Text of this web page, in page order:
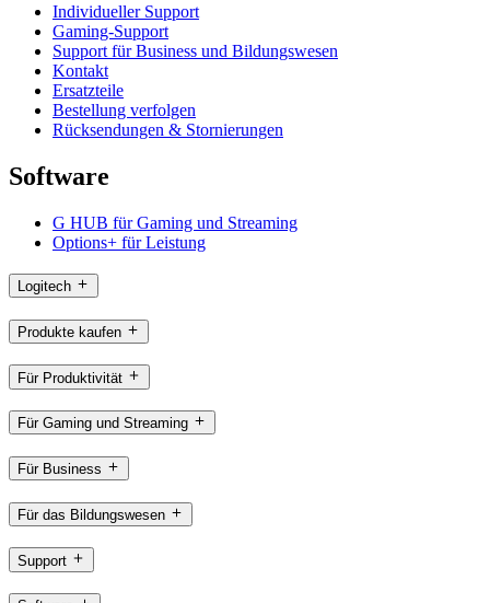
Individueller Support
Gaming-Support
Support für Business und Bildungswesen
Kontakt
Ersatzteile
Bestellung verfolgen
Rücksendungen & Stornierungen
Software
G HUB für Gaming und Streaming
Options+ für Leistung
Logitech
Produkte kaufen
Für Produktivität
Für Gaming und Streaming
Für Business
Für das Bildungswesen
Support